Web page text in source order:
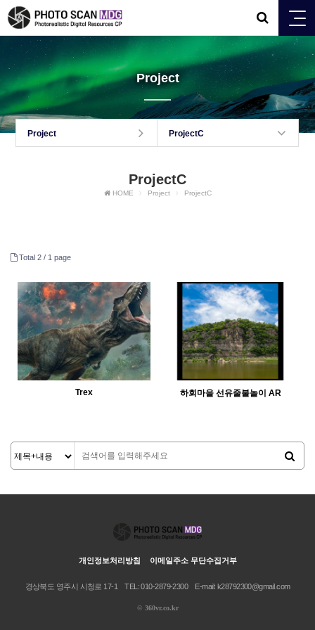
Project
Project ProjectC
ProjectC
HOME Project ProjectC
Total 2 / 1 page
Trex 하회마을 선유줄불놀이 AR
개인정보처리방침 이메일주소 무단수집거부
경상북도 영주시 시청로 17-1 TEL: 010-2879-2300 E-mail: k28792300@gmail.com
© 360vr.co.kr